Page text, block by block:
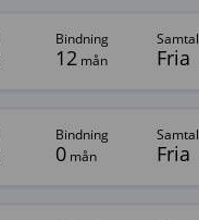
bindning
12 mån
samtal
Fria
bindning
0 mån
samtal
Fria